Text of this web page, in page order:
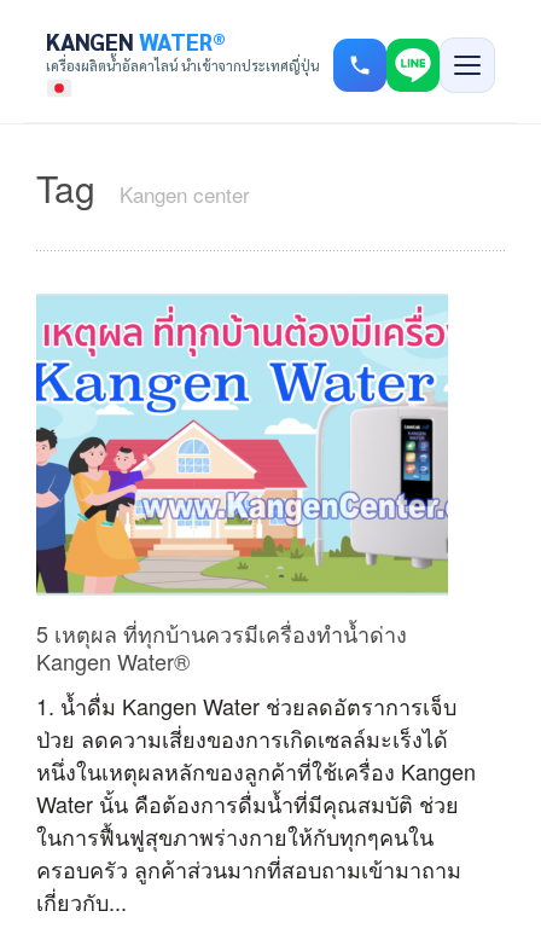
KANGEN WATER®
เครื่องผลิตน้ำอัลคาไลน์ นำเข้าจากประเทศญี่ปุ่น
Tag Kangen center
5 เหตุผล ที่ทุกบ้านควรมีเครื่องทำน้ำด่าง
Kangen Water®
1. น้ำดื่ม Kangen Water ช่วยลดอัตราการเจ็บ
ป่วย ลดความเสี่ยงของการเกิดเซลล์มะเร็งได้
หนึ่งในเหตุผลหลักของลูกค้าที่ใช้เครื่อง Kangen
Water นั้น คือต้องการดื่มน้ำที่มีคุณสมบัติ ช่วย
ในการฟื้นฟูสุขภาพร่างกายให้กับทุกๆคนใน
ครอบครัว ลูกค้าส่วนมากที่สอบถามเข้ามาถาม
เกี่ยวกับ...